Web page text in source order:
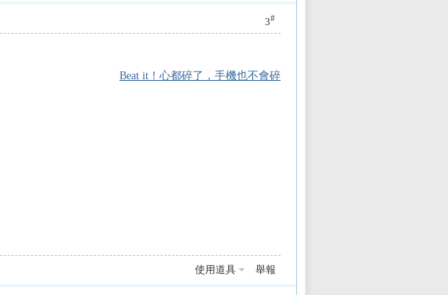
3#
Beat it！心都碎了，手機也不會碎
使用道具 舉報